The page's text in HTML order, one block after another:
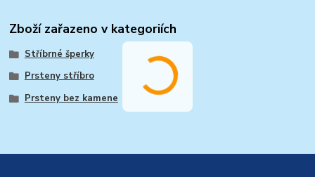
Zboží zařazeno v kategoriích
Stříbrné šperky
Prsteny stříbro
Prsteny bez kamene